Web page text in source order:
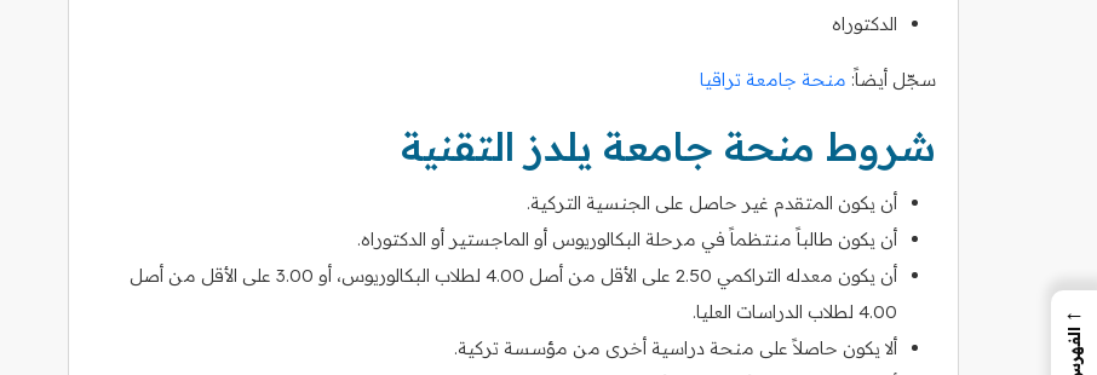
الدكتوراه
سجّل أيضاً: منحة جامعة تراقيا
شروط منحة جامعة يلدز التقنية
أن يكون المتقدم غير حاصل على الجنسية التركية.
أن يكون طالباً منتظماً في مرحلة البكالوريوس أو الماجستير أو الدكتوراه.
أن يكون معدله التراكمي 2.50 على الأقل من أصل 4.00 لطلاب البكالوريوس، أو 3.00 على الأقل من أصل
4.00 لطلاب الدراسات العليا.
ألا يكون حاصلاً على منحة دراسية أخرى من مؤسسة تركية.
←
الفهرس